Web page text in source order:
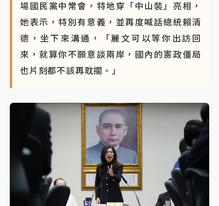
場國民黨中常會，特地穿「中山裝」亮相，
她表示，特別有意義，並再度喊話總統賴清
德，坐下來溝通，「麗文可以等你出訪回
來，就算你不願意談兩岸，國內的憲政僵局
也片刻都不該再耽擱。」